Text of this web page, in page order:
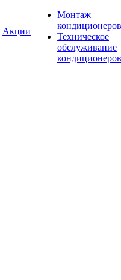
Акции
Монтаж
кондиционеров
Техническое
обслуживание
кондиционеров